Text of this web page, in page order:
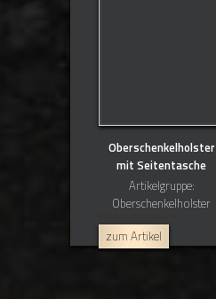
Oberschenkelholster
mit Seitentasche
Artikelgruppe:
Oberschenkelholster
zum Artikel